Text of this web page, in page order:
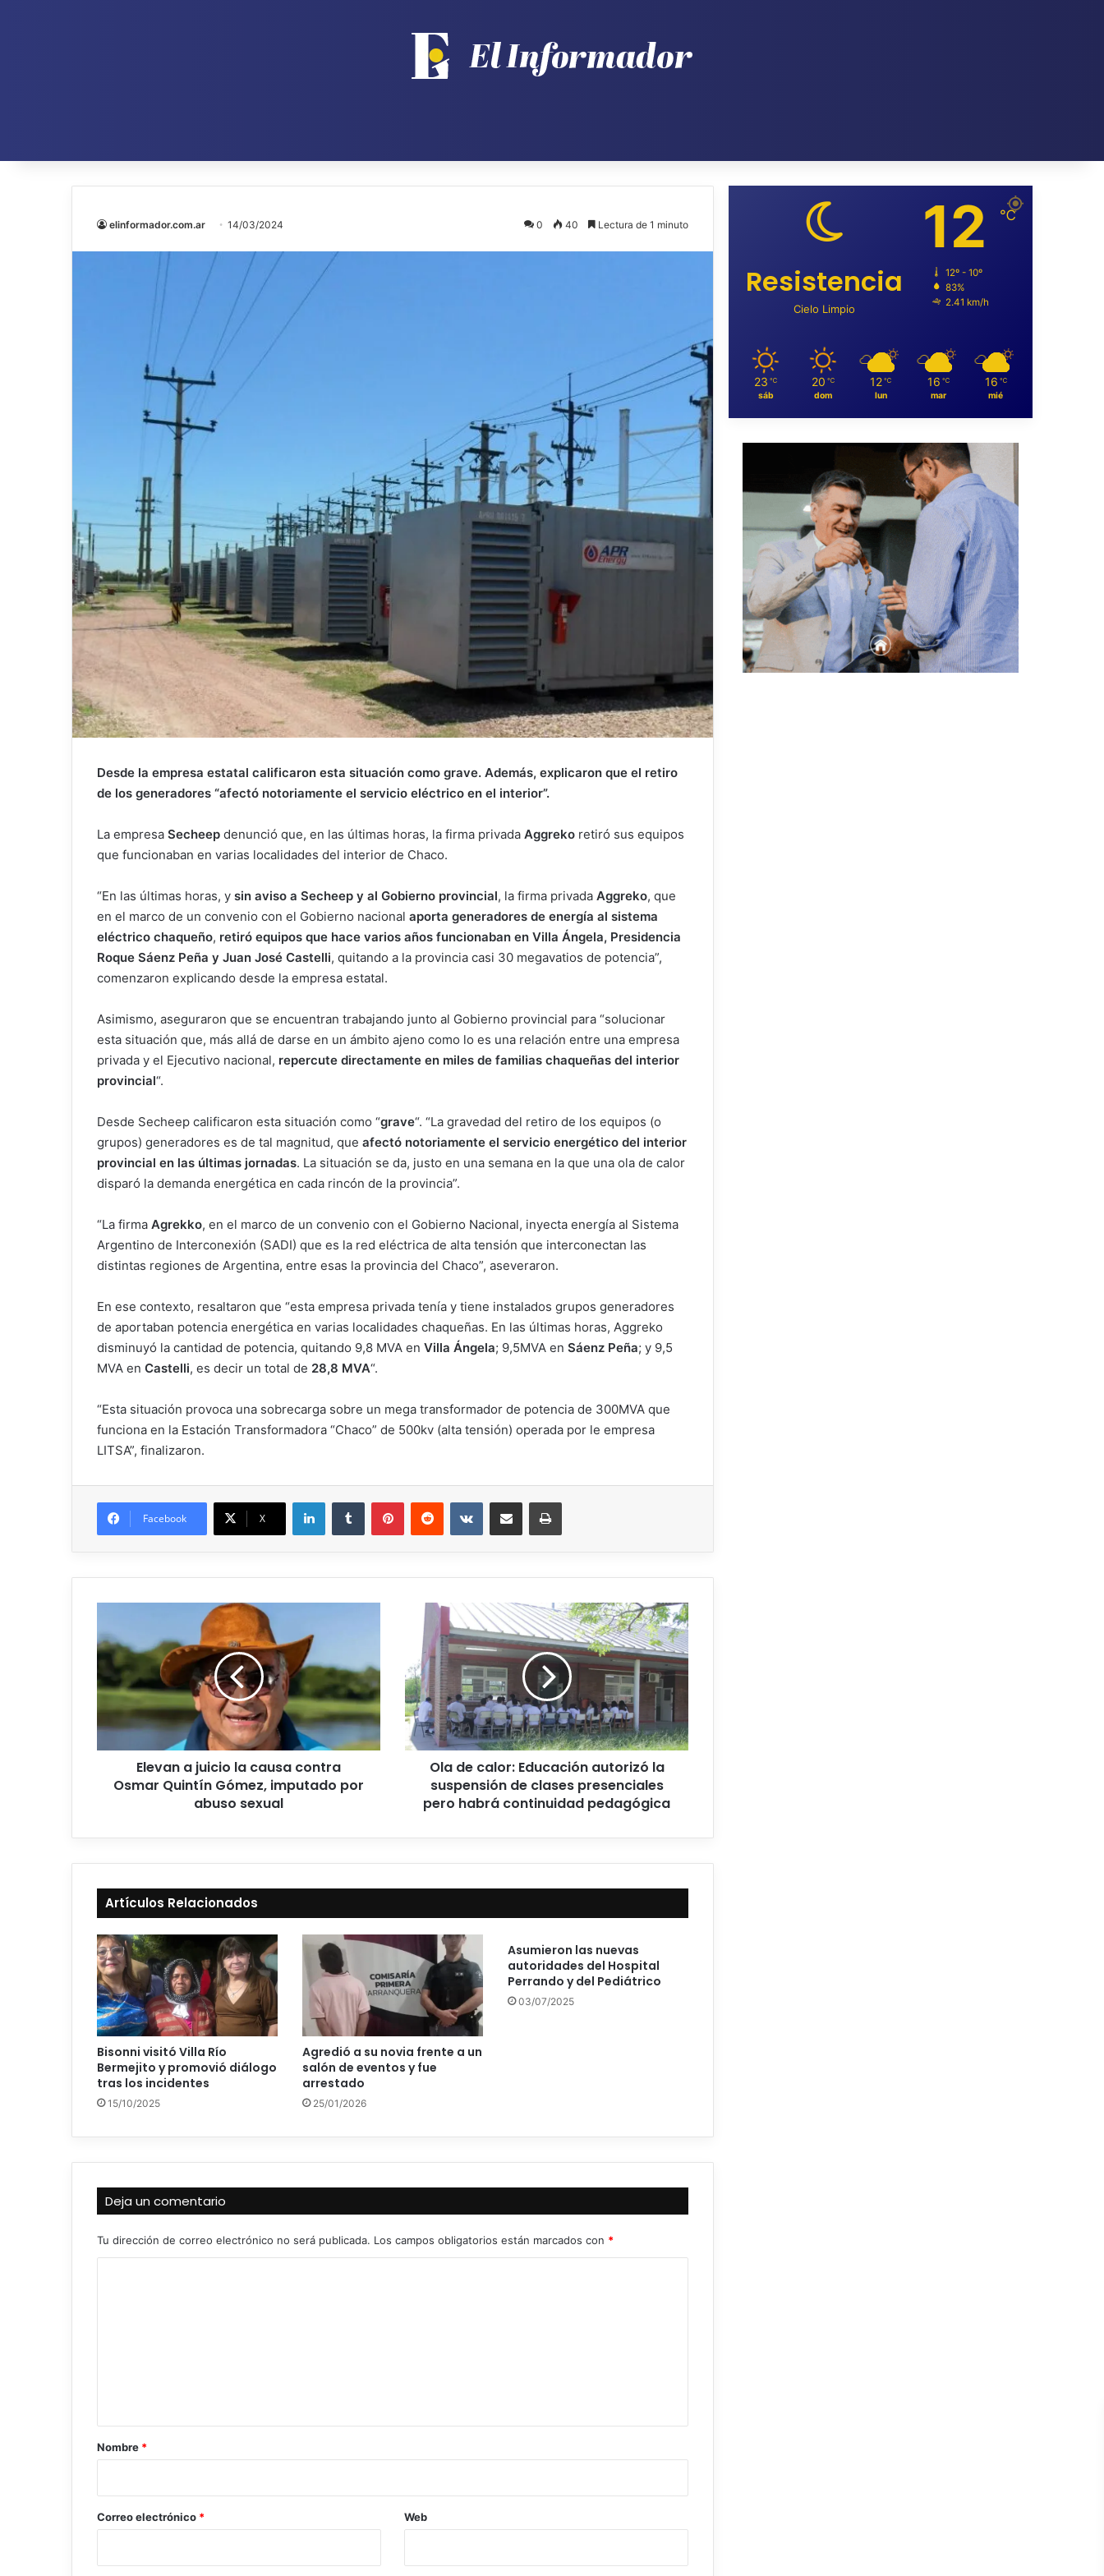
elinformador.com.ar 14/03/2024 0 40 Lectura de 1 minuto
Desde la empresa estatal calificaron esta situación como grave. Además, explicaron que el retiro
de los generadores “afectó notoriamente el servicio eléctrico en el interior”.
La empresa Secheep denunció que, en las últimas horas, la firma privada Aggreko retiró sus equipos
que funcionaban en varias localidades del interior de Chaco.
“En las últimas horas, y sin aviso a Secheep y al Gobierno provincial, la firma privada Aggreko, que
en el marco de un convenio con el Gobierno nacional aporta generadores de energía al sistema
eléctrico chaqueño, retiró equipos que hace varios años funcionaban en Villa Ángela, Presidencia
Roque Sáenz Peña y Juan José Castelli, quitando a la provincia casi 30 megavatios de potencia”,
comenzaron explicando desde la empresa estatal.
Asimismo, aseguraron que se encuentran trabajando junto al Gobierno provincial para “solucionar
esta situación que, más allá de darse en un ámbito ajeno como lo es una relación entre una empresa
privada y el Ejecutivo nacional, repercute directamente en miles de familias chaqueñas del interior
provincial“.
Desde Secheep calificaron esta situación como “grave“. “La gravedad del retiro de los equipos (o
grupos) generadores es de tal magnitud, que afectó notoriamente el servicio energético del interior
provincial en las últimas jornadas. La situación se da, justo en una semana en la que una ola de calor
disparó la demanda energética en cada rincón de la provincia”.
“La firma Agrekko, en el marco de un convenio con el Gobierno Nacional, inyecta energía al Sistema
Argentino de Interconexión (SADI) que es la red eléctrica de alta tensión que interconectan las
distintas regiones de Argentina, entre esas la provincia del Chaco”, aseveraron.
En ese contexto, resaltaron que “esta empresa privada tenía y tiene instalados grupos generadores
de aportaban potencia energética en varias localidades chaqueñas. En las últimas horas, Aggreko
disminuyó la cantidad de potencia, quitando 9,8 MVA en Villa Ángela; 9,5MVA en Sáenz Peña; y 9,5
MVA en Castelli, es decir un total de 28,8 MVA“.
“Esta situación provoca una sobrecarga sobre un mega transformador de potencia de 300MVA que
funciona en la Estación Transformadora “Chaco” de 500kv (alta tensión) operada por le empresa
LITSA”, finalizaron.
Facebook X
Elevan a juicio la causa contra
Osmar Quintín Gómez, imputado por
abuso sexual
Ola de calor: Educación autorizó la
suspensión de clases presenciales
pero habrá continuidad pedagógica
Artículos Relacionados
Bisonni visitó Villa Río
Bermejito y promovió diálogo
tras los incidentes
15/10/2025
Agredió a su novia frente a un
salón de eventos y fue
arrestado
25/01/2026
Asumieron las nuevas
autoridades del Hospital
Perrando y del Pediátrico
03/07/2025
Deja un comentario
Tu dirección de correo electrónico no será publicada. Los campos obligatorios están marcados con *
r
*
Nombre *
Correo electrónico * Web
Resistencia
Cielo Limpio
12 ℃
12º - 10º
83%
2.41 km/h
23 ℃
sáb
20 ℃
dom
12 ℃
lun
16 ℃
mar
16 ℃
mié